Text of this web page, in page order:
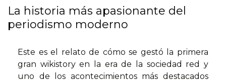
La historia más apasionante del
periodismo moderno
Este es el relato de cómo se gestó la primera
gran wikistory en la era de la sociedad red y
uno de los acontecimientos más destacados